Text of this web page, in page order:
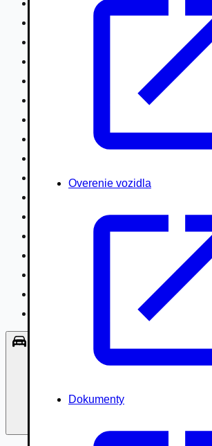
Overenie vozidla
Dokumenty
Nákladné vozidlá nad 7,5t
Vodné/Snežné skútre, štvorkolky
Poľnohospodárske vozidlá / stroje
Hydraulické ruky autožeriavy
Špeciály/nosiče kontajnerov
Návesy/prívesy nadstavby
Lode/člny, lietadlá/vznášadlá
Príslušenstvo, Oblečenie